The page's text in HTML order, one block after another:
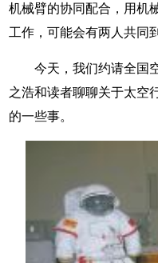
机械臂的协同配合，用机
工作，可能会有两人共同
今天，我们约请全国
之浩和读者聊聊关于太空
的一些事。